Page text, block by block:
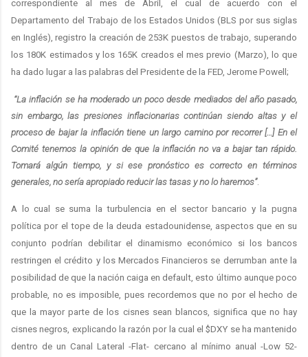
correspondiente al mes de Abril, el cual de acuerdo con el
Departamento del Trabajo de los Estados Unidos (BLS por sus siglas
en Inglés), registro la creación de 253K puestos de trabajo, superando
los 180K estimados y los 165K creados el mes previo (Marzo), lo que
ha dado lugar a las palabras del Presidente de la FED, Jerome Powell;
“La inflación se ha moderado un poco desde mediados del año pasado,
sin embargo, las presiones inflacionarias continúan siendo altas y el
proceso de bajar la inflación tiene un largo camino por recorrer […] En el
Comité tenemos la opinión de que la inflación no va a bajar tan rápido.
Tomará algún tiempo, y si ese pronóstico es correcto en términos
generales, no sería apropiado reducir las tasas y no lo haremos”.
A lo cual se suma la turbulencia en el sector bancario y la pugna
política por el tope de la deuda estadounidense, aspectos que en su
conjunto podrían debilitar el dinamismo económico si los bancos
restringen el crédito y los Mercados Financieros se derrumban ante la
posibilidad de que la nación caiga en default, esto último aunque poco
probable, no es imposible, pues recordemos que no por el hecho de
que la mayor parte de los cisnes sean blancos, significa que no hay
cisnes negros, explicando la razón por la cual el $DXY se ha mantenido
dentro de un Canal Lateral -Flat- cercano al mínimo anual -Low 52-